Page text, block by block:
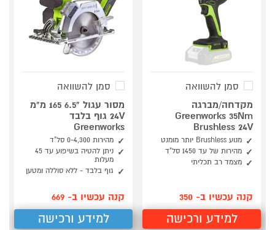
סמן להשוואה
מקדחה/מברגה
Greenworks 35Nm
Brushless 24V
מנוע Brushless יותר מומנט
מהירות של עד 1450 סל"ד
מצמד רב תכליתי
קנה עכשיו ב- 350
למידע ורכישה
סמן להשוואה
מסור עגול "6.5 165 מ"מ
24V גוף בלבד
Greenworks
מהירות 0-4,300 סל"ד
ניתן להטיה בשיפוע עד 45
מעלות
גוף בלבד - ללא סוללה ומטען
קנה עכשיו ב- 669
למידע ורכישה